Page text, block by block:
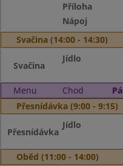
Příloha
Nápoj
Svačina (14:00 - 14:30)
Svačina
Jídlo
Menu Chod
Přesnídávka (9:00 - 9:15)
Přesnídávka
Jídlo
Oběd (11:00 - 14:00)